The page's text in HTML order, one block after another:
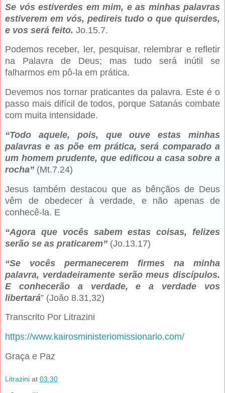
Se vós estiverdes em mim, e as minhas palavras
estiverem em vós, pedireis tudo o que quiserdes,
e vos será feito. Jo.15.7.
Podemos receber, ler, pesquisar, relembrar e refletir
na Palavra de Deus; mas tudo será inútil se
falharmos em pô-la em prática.
Devemos nos tornar praticantes da palavra. Este é o
passo mais difícil de todos, porque Satanás combate
com muita intensidade.
“Todo aquele, pois, que ouve estas minhas
palavras e as põe em prática, será comparado a
um homem prudente, que edificou a casa sobre a
rocha” (Mt.7.24)
Jesus também destacou que as bênçãos de Deus
vêm de obedecer à verdade, e não apenas de
conhecê-la. E
“Agora que vocês sabem estas coisas, felizes
serão se as praticarem” (Jo.13.17)
“Se vocês permanecerem firmes na minha
palavra, verdadeiramente serão meus discípulos.
E conhecerão a verdade, e a verdade vos
libertará” (João 8.31,32)
Transcrito Por Litrazini
https://www.kairosministeriomissionario.com/
Graça e Paz
Litrazini at 03:30